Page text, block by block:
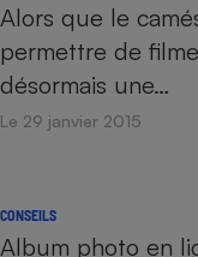
Alors que le
permettre de
désormais une…
Le 29 janvier 2015
CONSEILS
Album photo en